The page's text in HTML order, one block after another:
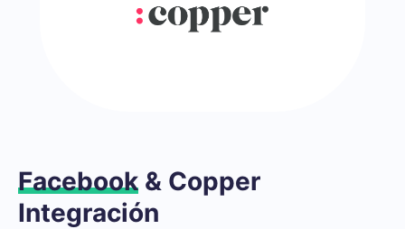
Facebook & Copper
Integración